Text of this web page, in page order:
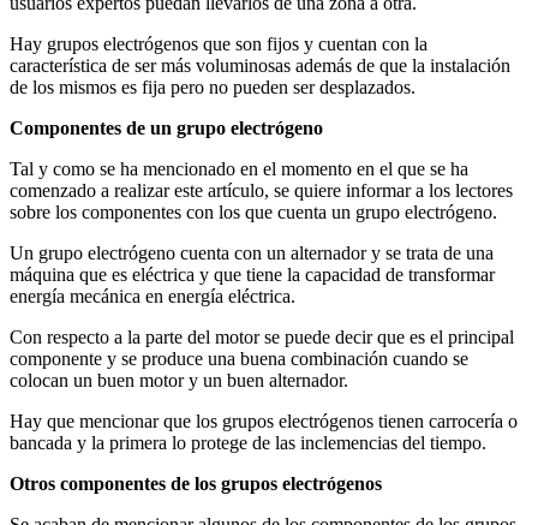
Hay grupos electrógenos que son fijos y cuentan con la
característica de ser más voluminosas además de que la instalación
de los mismos es fija pero no pueden ser desplazados.
Componentes de un grupo electrógeno
Tal y como se ha mencionado en el momento en el que se ha
comenzado a realizar este artículo, se quiere informar a los lectores
sobre los componentes con los que cuenta un grupo electrógeno.
Un grupo electrógeno cuenta con un alternador y se trata de una
máquina que es eléctrica y que tiene la capacidad de transformar
energía mecánica en energía eléctrica.
Con respecto a la parte del motor se puede decir que es el principal
componente y se produce una buena combinación cuando se
colocan un buen motor y un buen alternador.
Hay que mencionar que los grupos electrógenos tienen carrocería o
bancada y la primera lo protege de las inclemencias del tiempo.
Otros componentes de los grupos electrógenos